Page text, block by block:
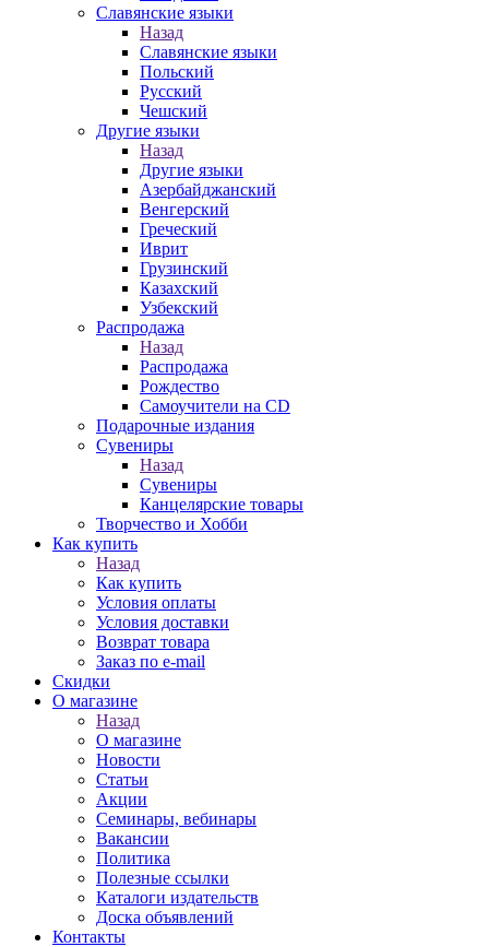
Славянские языки
Назад
Славянские языки
Польский
Русский
Чешский
Другие языки
Назад
Другие языки
Азербайджанский
Венгерский
Греческий
Иврит
Грузинский
Казахский
Узбекский
Распродажа
Назад
Распродажа
Рождество
Самоучители на CD
Подарочные издания
Сувениры
Назад
Сувениры
Канцелярские товары
Творчество и Хобби
Как купить
Назад
Как купить
Условия оплаты
Условия доставки
Возврат товара
Заказ по e-mail
Скидки
О магазине
Назад
О магазине
Новости
Статьи
Акции
Семинары, вебинары
Вакансии
Политика
Полезные ссылки
Каталоги издательств
Доска объявлений
Контакты